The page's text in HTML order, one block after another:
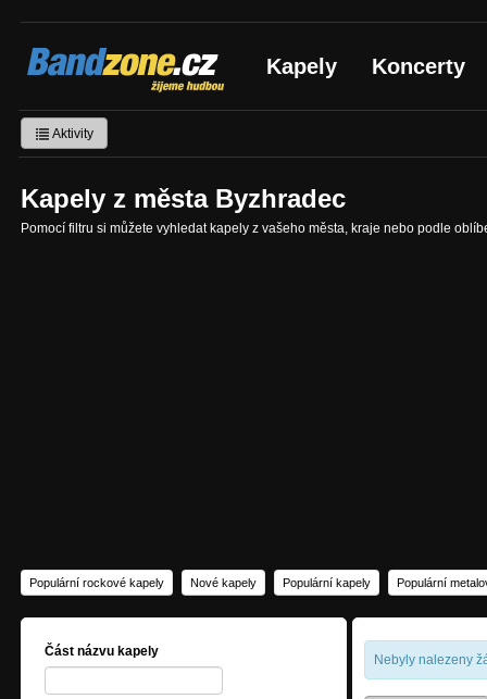
Bandzone.cz
žijeme hudbou Kapely Koncerty
Aktivity
Kapely z města Byzhradec
Pomocí filtru si můžete vyhledat kapely z vašeho města, kraje nebo podle
Populární rockové kapely Nové kapely Populární kapely Populární
Část názvu kapely
Nebyly nalezeny